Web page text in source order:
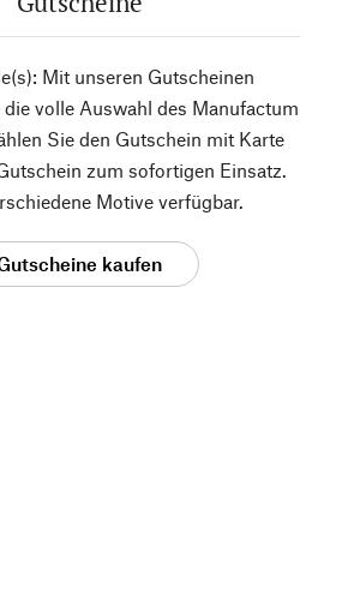
Mit unseren Gutscheinen
volle Auswahl des Manufactum
Sie den Gutschein mit Karte
zum sofortigen Einsatz.
Motive verfügbar.
kaufen